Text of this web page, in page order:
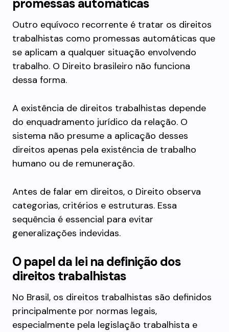
promessas automáticas
Outro equívoco recorrente é tratar os direitos
trabalhistas como promessas automáticas que
se aplicam a qualquer situação envolvendo
trabalho. O Direito brasileiro não funciona
dessa forma.
A existência de direitos trabalhistas depende
do enquadramento jurídico da relação. O
sistema não presume a aplicação desses
direitos apenas pela existência de trabalho
humano ou de remuneração.
Antes de falar em direitos, o Direito observa
categorias, critérios e estruturas. Essa
sequência é essencial para evitar
generalizações indevidas.
O papel da lei na definição dos
direitos trabalhistas
No Brasil, os direitos trabalhistas são definidos
principalmente por normas legais,
especialmente pela legislação trabalhista e